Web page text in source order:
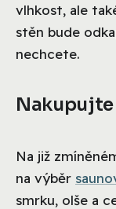
vlhkost, ale
stěn bude
nechcete.
Nakupujte
Na již
na výběr
smrku, olše a